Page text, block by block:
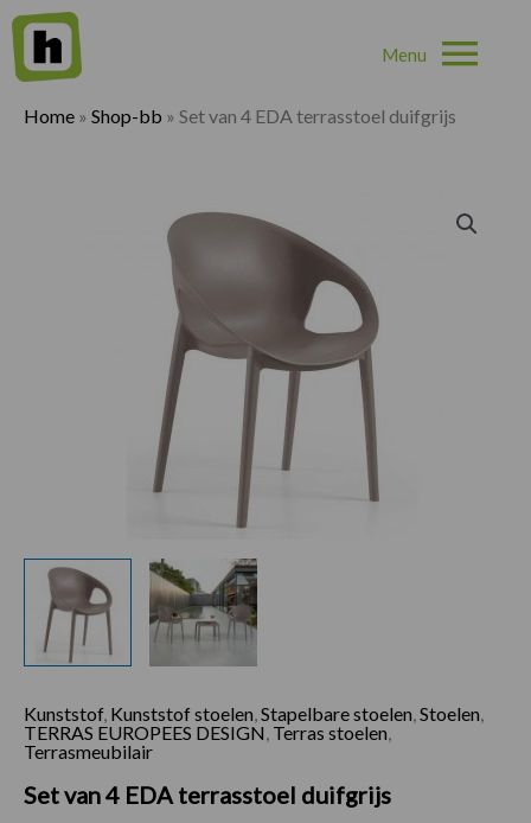
Home » Shop-bb » Set van 4 EDA terrasstoel duifgrijs
Kunststof, Kunststof stoelen Stapelbare stoelen Stoelen
TERRAS EUROPEES DESIGN Terras stoelen
Terrasmeubilair
Set van 4 EDA terrasstoel duifgrijs
Set van 4 EDA